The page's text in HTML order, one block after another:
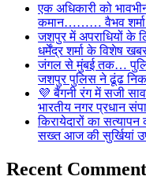
एक अधिकारी को
कमान……… वैभव शर्मा
जशपुर में अपराधियों के
धर्मेंद्र शर्मा के विशेष
जंगल से मुंबई तक…
जशपुर पुलिस ने ढूंढ
💜 बैंगनी रंग में सजी
भारतीय नगर प्रधान
किरायेदारों का
सख्त आज की सुर्खियां
Recent